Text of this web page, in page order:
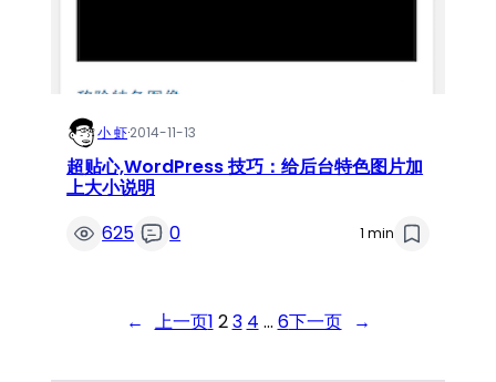
小 虾·2014-11-13
超贴心,WordPress 技巧：给后台特色图片加
上大小说明
625
0 1 min
← 上一页1 23 4 … 6下一页 →